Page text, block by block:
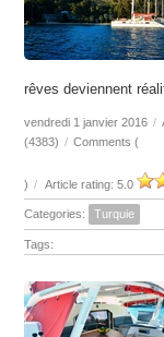
rêves deviennent
vendredi 1 janvier 2016 /
(4383) / Comments (
) / Article rating: 5.0
Categories: Turquie
Tags: